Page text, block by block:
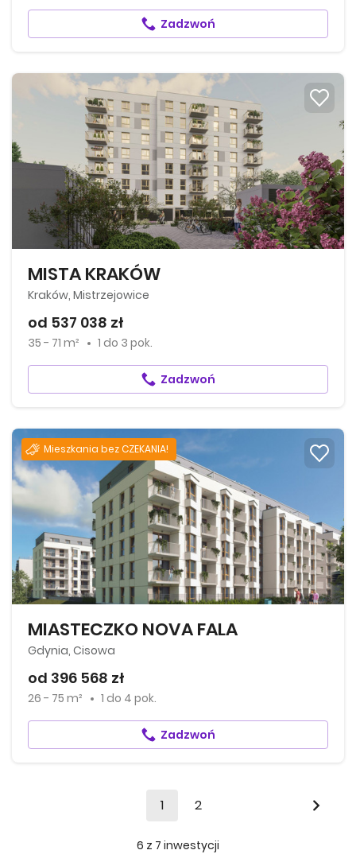
Zadzwoń
MISTA KRAKÓW
Kraków, Mistrzejowice
od 537 038 zł
35 - 71 m² 1 do 3 pok.
Zadzwoń
Mieszkania bez CZEKANIA!
MIASTECZKO NOVA FALA
Gdynia, Cisowa
od 396 568 zł
26 - 75 m² 1 do 4 pok.
Zadzwoń
1 2
6 z 7 inwestycji